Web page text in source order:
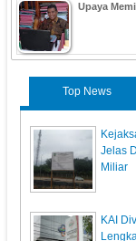
Upaya
Top News
Jelas
Miliar
KAI